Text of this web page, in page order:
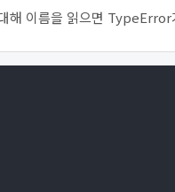
해 이름을 읽으면 TypeError